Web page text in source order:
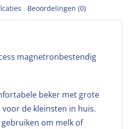
Beoordelingen (0)
magnetronbestendig
beker met grote
de kleinsten in huis.
om melk of